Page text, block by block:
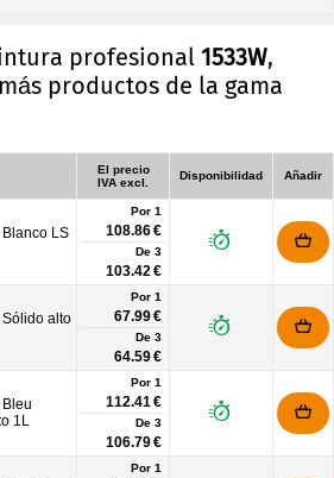
profesional 1533W,
productos de la gama
El precio
IVA excl.
Disponibilidad Añadir
Blanco LS
Por 1
108.86 €
De 3
103.42 €
Sólido alto
Por 1
67.99 €
De 3
64.59 €
1L
Por 1
112.41 €
De 3
106.79 €
Por 1